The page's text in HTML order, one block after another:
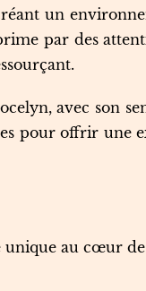
un
par des
avec son
pour offrir une
au cœur de